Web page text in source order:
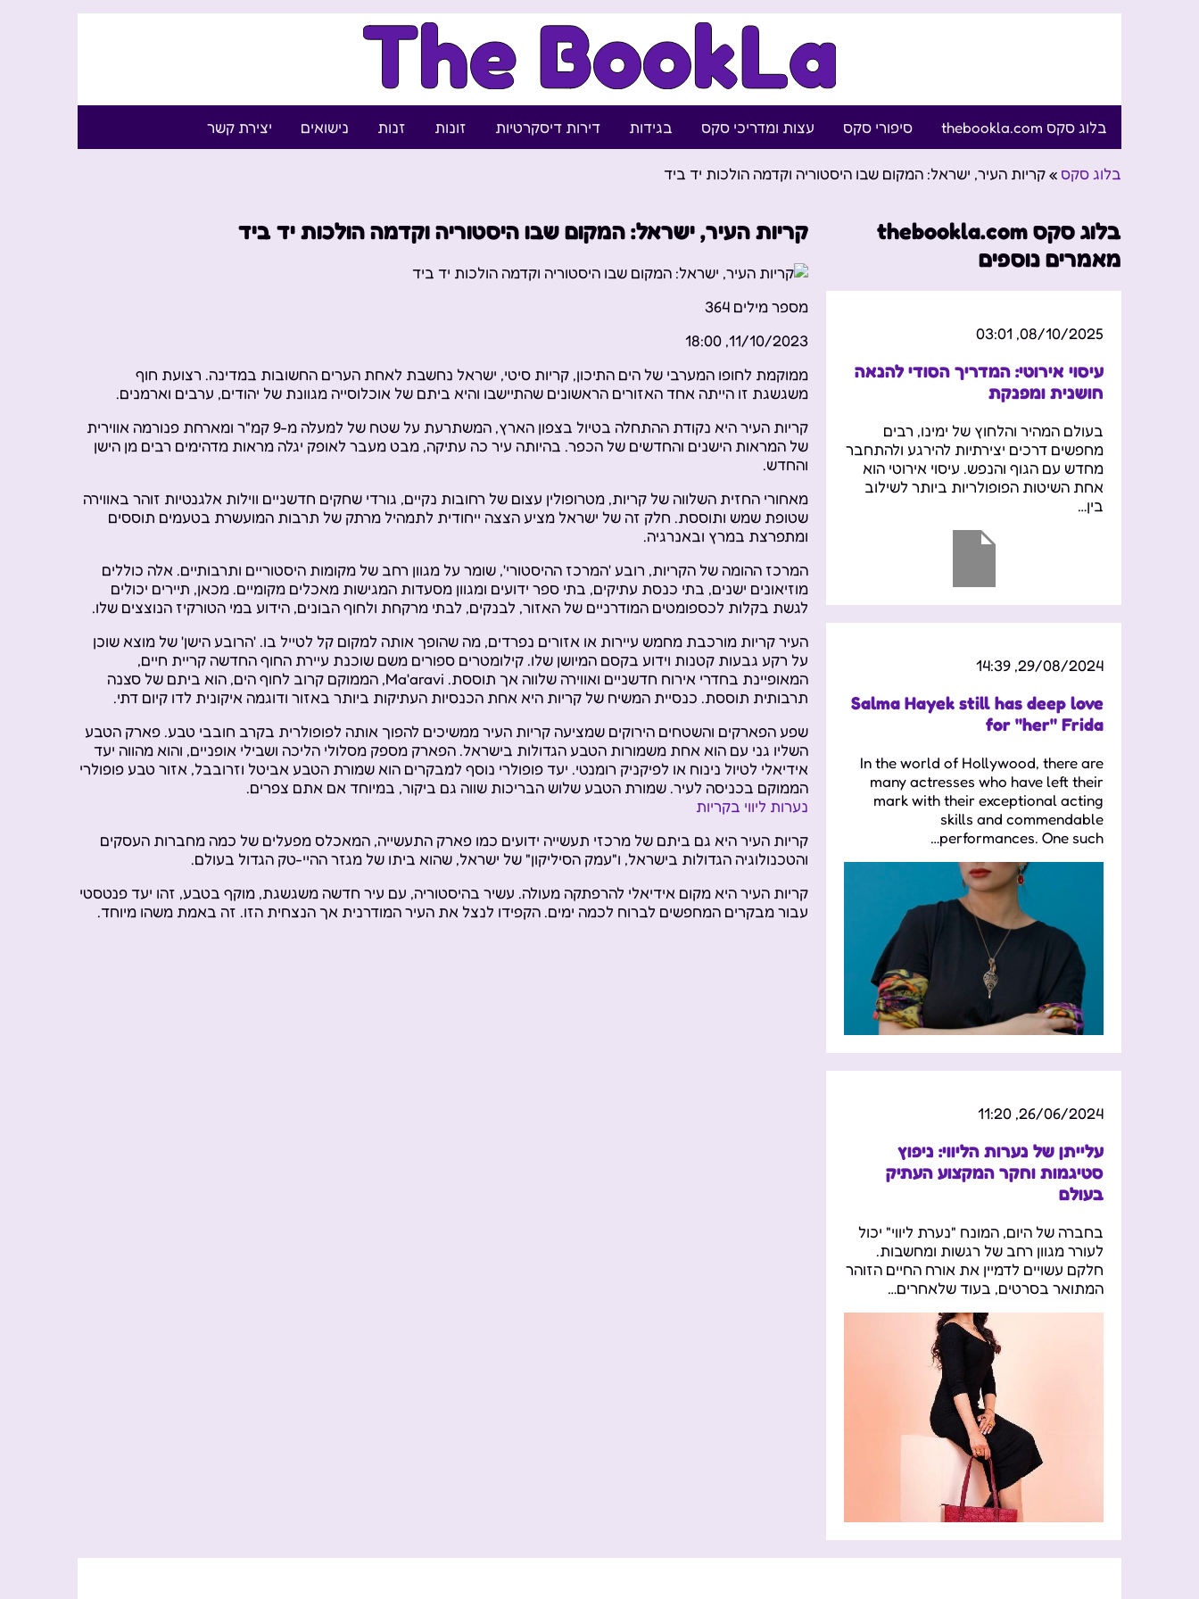
בלוג סקס thebookla.com סיפורי סקס עצות ומדריכי סקס בגידות דירות דיסקרטיות זונות זנות נישואים יצירת קשר
בלוג סקס »קריות העיר, ישראל: המקום שבו היסטוריה וקדמה הולכות יד ביד
קריות העיר, ישראל: המקום שבו היסטוריה וקדמה הולכות יד ביד
מספר מילים 364
11/10/2023, 18:00
ממוקמת לחופו המערבי של הים התיכון, קריות סיטי, ישראל נחשבת לאחת הערים החשובות במדינה. רצועת חוף
משגשגת זו הייתה אחד האזורים הראשונים שהתיישבו והיא ביתם של אוכלוסייה מגוונת של יהודים, ערבים וארמנים.
קריות העיר היא נקודת ההתחלה בטיול בצפון הארץ, המשתרעת על שטח של למעלה מ-9 קמ"ר ומארחת פנורמה אווירית
של המראות הישנים והחדשים של הכפר. בהיותה עיר כה עתיקה, מבט מעבר לאופק יגלה מראות מדהימים רבים מן הישן
והחדש.
מאחורי החזית השלווה של קריות, מטרופולין עצום של רחובות נקיים, גורדי שחקים חדשניים ווילות אלגנטיות זוהר באווירה
שטופת שמש ותוססת. חלק זה של ישראל מציע הצצה ייחודית לתמהיל מרתק של תרבות המועשרת בטעמים תוססים
ומתפרצת במרץ ובאנרגיה.
המרכז ההומה של הקריות, רובע 'המרכז ההיסטורי', שומר על מגוון רחב של מקומות היסטוריים ותרבותיים. אלה כוללים
מוזיאונים ישנים, בתי כנסת עתיקים, בתי ספר ידועים ומגוון מסעדות המגישות מאכלים מקומיים. מכאן, תיירים יכולים
לגשת בקלות לכספומטים המודרניים של האזור, לבנקים, לבתי מרקחת ולחוף הבונים, הידוע במי הטורקיז הנוצצים שלו.
העיר קריות מורכבת מחמש עיירות או אזורים נפרדים, מה שהופך אותה למקום קל לטייל בו. 'הרובע הישן' של מוצא שוכן
על רקע גבעות קטנות וידוע בקסם המיושן שלו. קילומטרים ספורים משם שוכנת עיירת החוף החדשה קריית חיים,
המאופיינת בחדרי אירוח חדשניים ואווירה שלווה אך תוססת. Ma'aravi, הממוקם קרוב לחוף הים, הוא ביתם של סצנה
תרבותית תוססת. כנסיית המשיח של קריות היא אחת הכנסיות העתיקות ביותר באזור ודוגמה איקונית לדו קיום דתי.
שפע הפארקים והשטחים הירוקים שמציעה קריות העיר ממשיכים להפוך אותה לפופולרית בקרב חובבי טבע. פארק הטבע
השליו גני עם הוא אחת משמורות הטבע הגדולות בישראל. הפארק מספק מסלולי הליכה ושבילי אופניים, והוא מהווה יעד
אידיאלי לטיול נינוח או לפיקניק רומנטי. יעד פופולרי נוסף למבקרים הוא שמורת הטבע אביטל וזרובבל, אזור טבע פופולרי
הממוקם בכניסה לעיר. שמורת הטבע שלוש הבריכות שווה גם ביקור, במיוחד אם אתם צפרים.
נערות ליווי בקריות
קריות העיר היא גם ביתם של מרכזי תעשייה ידועים כמו פארק התעשייה, המאכלס מפעלים של כמה מחברות העסקים
והטכנולוגיה הגדולות בישראל, ו"עמק הסיליקון" של ישראל, שהוא ביתו של מגזר ההיי-טק הגדול בעולם.
קריות העיר היא מקום אידיאלי להרפתקה מעולה. עשיר בהיסטוריה, עם עיר חדשה משגשגת, מוקף בטבע, זהו יעד פנטסטי
עבור מבקרים המחפשים לברוח לכמה ימים. הקפידו לנצל את העיר המודרנית אך הנצחית הזו. זה באמת משהו מיוחד.
בלוג סקס thebookla.com
מאמרים נוספים
08/10/2025, 03:01
עיסוי אירוטי: המדריך הסודי להנאה
חושנית ומפנקת
בעולם המהיר והלחוץ של ימינו, רבים
מחפשים דרכים יצירתיות להירגע ולהתחבר
מחדש עם הגוף והנפש. עיסוי אירוטי הוא
אחת השיטות הפופולריות ביותר לשילוב
בין…
29/08/2024, 14:39
Salma Hayek still has deep love
for "her" Frida
In the world of Hollywood, there are
many actresses who have left their
mark with their exceptional acting
skills and commendable
performances. One such…
26/06/2024, 11:20
עלייתן של נערות הליווי: ניפוץ
סטיגמות וחקר המקצוע העתיק
בעולם
בחברה של היום, המונח "נערת ליווי" יכול
לעורר מגוון רחב של רגשות ומחשבות.
חלקם עשויים לדמיין את אורח החיים הזוהר
המתואר בסרטים, בעוד שלאחרים…